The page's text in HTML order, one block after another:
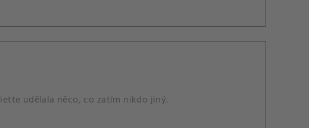
udělala něco, co zatím nikdo jiný.